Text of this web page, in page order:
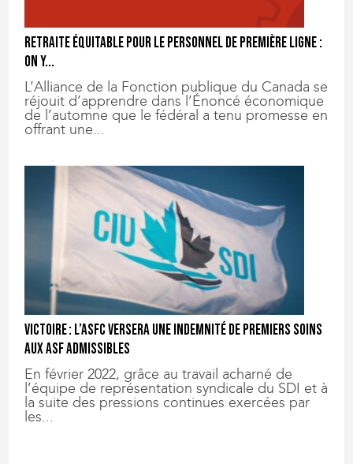
Retraite équitable pour le personnel de première ligne :
on y...
L’Alliance de la Fonction publique du Canada se
réjouit d’apprendre dans l’Énoncé économique
de l’automne que le fédéral a tenu promesse en
offrant une...
Victoire : l’ASFC versera une indemnité de premiers soins
aux ASF admissibles
En février 2022, grâce au travail acharné de
l’équipe de représentation syndicale du SDI et à
la suite des pressions continues exercées par
les...